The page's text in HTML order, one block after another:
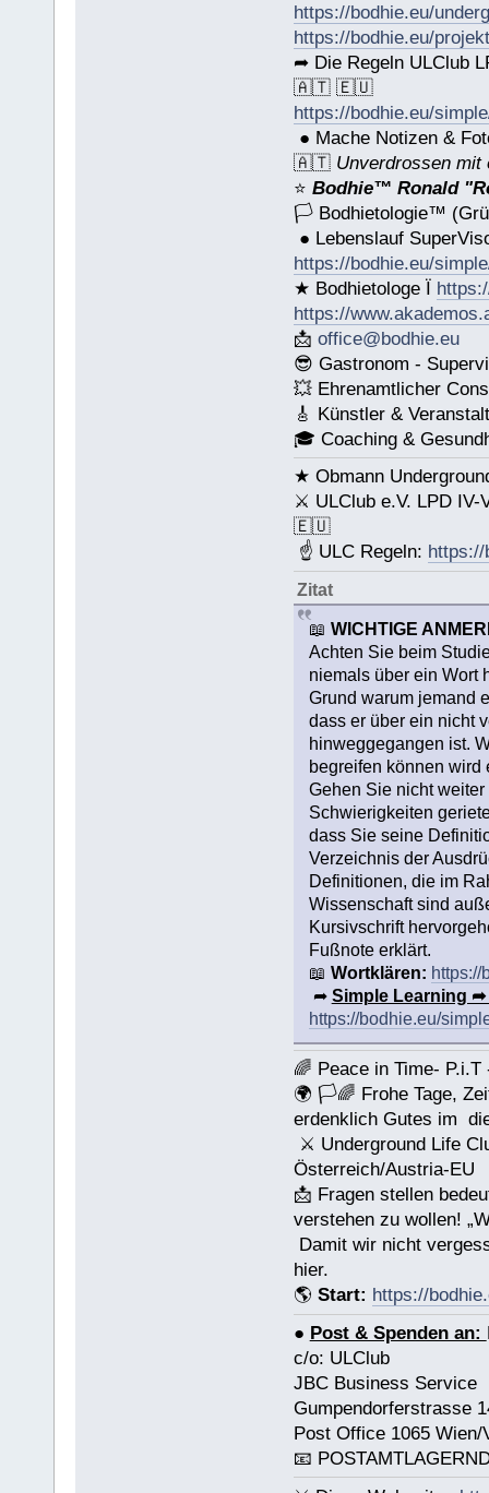
https://bodhie.eu/
https://bodhie.eu/projekt
➦ Die Regeln ULClub
🇦🇹 🇪🇺
https://bodhie.eu/
● Mache Notizen &
🇦🇹 Unverdrossen mit
⭐️ Bodhie™ Ronald
🏳 Bodhietologie™
● Lebenslauf
https://bodhie.eu/
★ Bodhietologe Ï
https://
📩 office@bodhie.eu
😎 Gastronom -
💥 Ehrenamtlicher
🎸 Künstler &
🎓 Coaching &
★ Obmann
⚔ ULClub e.V. LPD
🇪🇺
☝ ULC Regeln:
Zitat
📖 WICHTIGE
Achten Sie beim
niemals über ein Wort
Grund warum jemand
dass er über ein nicht
hinweggegangen ist.
begreifen können wird
Gehen Sie nicht
Schwierigkeiten
dass Sie seine
Verzeichnis der
Definitionen, die im
Wissenschaft sind
Kursivschrift
Fußnote erklärt.
📖 Wortklären:
➦ Simple Learning ➦
https://bodhie.eu/
🌈 Peace in Time-
🌍 🏳🌈 Frohe Tage,
erdenklich Gutes im
⚔ Underground Life
Österreich/Austria-EU
📩 Fragen stellen
verstehen zu wollen!
Damit wir nicht
hier.
🌎 Start: https://
● Post & Spenden an:
c/o: ULClub
JBC Business Service
Gumpendorferstrasse
Post Office 1065
📧